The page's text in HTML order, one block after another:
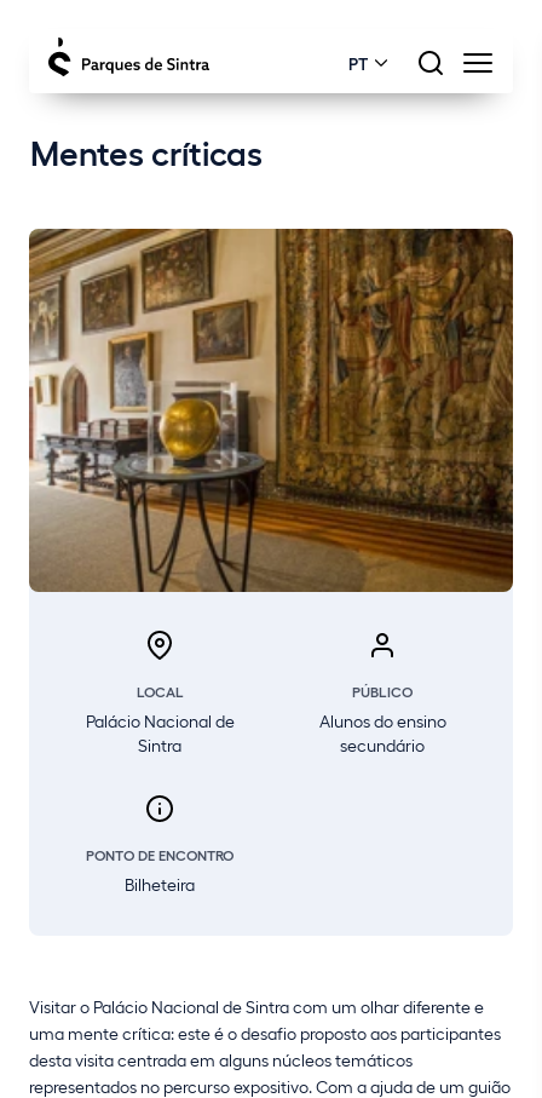
PT
Mentes críticas
LOCAL
Palácio Nacional de
Sintra
PÚBLICO
Alunos do ensino
secundário
PONTO DE ENCONTRO
Bilheteira
Visitar o Palácio Nacional de Sintra com um olhar diferente e
uma mente crítica: este é o desafio proposto aos participantes
desta visita centrada em alguns núcleos temáticos
representados no percurso expositivo. Com a ajuda de um guião